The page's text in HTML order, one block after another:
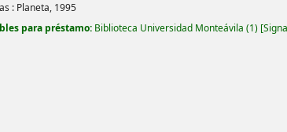
: Planeta, 1995
para préstamo: Biblioteca Universidad Monteávila (1)